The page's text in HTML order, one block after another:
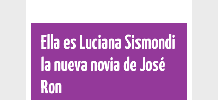
Ella es Luciana Sismondi
la nueva novia de José
Ron